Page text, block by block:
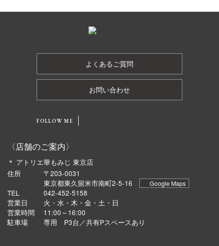
よくあるご質問
お問い合わせ
FOLLOW ME
〈店舗のご案内〉
＊ アトリエ華もみじ 東京店
住所
〒203-0031
東京都東久留米市南町2-5-16
Google Maps
TEL
042-452-5158
営業日
火・水・木・金・土・日
営業時間
11:00～16:00
駐車場
専用 P3台／共有Pスペースあり